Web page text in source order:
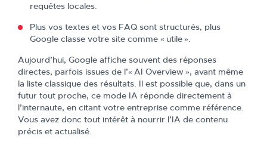
requêtes locales.
Plus vos textes et vos FAQ sont structurés, plus
Google classe votre site comme « utile ».
Aujourd’hui, Google affiche souvent des réponses
directes, parfois issues de l’« AI Overview », avant même
la liste classique des résultats. Il est possible que, dans un
futur tout proche, ce mode IA réponde directement à
l’internaute, en citant votre entreprise comme référence.
Vous avez donc tout intérêt à nourrir l’IA de contenu
précis et actualisé.